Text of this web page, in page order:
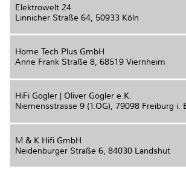
Elektrowelt 24
Linnicher Straße 64, 50933 Köln
Home Tech Plus GmbH
Anne Frank Straße 8, 68519 Viernheim
HiFi Gogler | Oliver Gogler e.K.
Niemensstrasse 9 (1.OG), 79098 Freiburg i.
M & K Hifi GmbH
Neidenburger Straße 6, 84030 Landshut